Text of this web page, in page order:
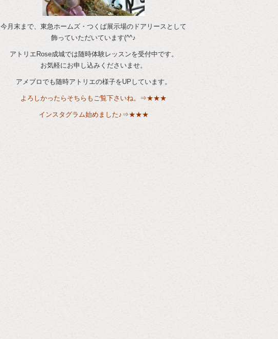
今月末まで、東急ホームズ・つくば展示場のドアリースとして
飾っていただいています(^^♪
アトリエRose成城では随時体験レッスンを受付中です。
お気軽にお申し込みくださいませ。
アメブロでも随時アトリエの様子をUPしています。
よろしかったらそちらもご覧下さいね。⇒★★★
インスタグラム始めました♪⇒★★★